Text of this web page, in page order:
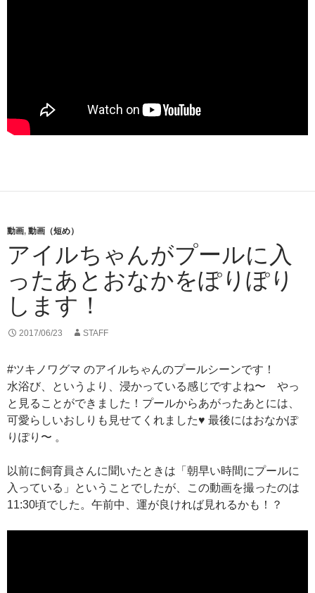
動画, 動画（短め）
アイルちゃんがプールに入
ったあとおなかをぽりぽり
します！
2017/06/23 STAFF
#ツキノワグマ のアイルちゃんのプールシーンです！
水浴び、というより、浸かっている感じですよね〜 やっ
と見ることができました！プールからあがったあとには、
可愛らしいおしりも見せてくれました♥️ 最後にはおなかぽ
りぽり〜 。
以前に飼育員さんに聞いたときは「朝早い時間にプールに
入っている」ということでしたが、この動画を撮ったのは
11:30頃でした。午前中、運が良ければ見れるかも！？